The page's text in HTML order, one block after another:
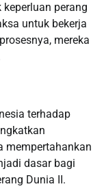
perang
untuk bekerja
mereka
terhadap
mempertahankan
dasar bagi
Dunia II.